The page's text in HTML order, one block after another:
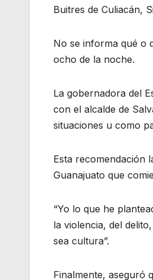
Buitres de Culiacán,
No se informa qué o
ocho de la noche.
La gobernadora del
con el alcalde de
situaciones u como
Esta recomendación
Guanajuato que
“Yo lo que he
la violencia, del
sea cultura”.
Finalmente, aseguró